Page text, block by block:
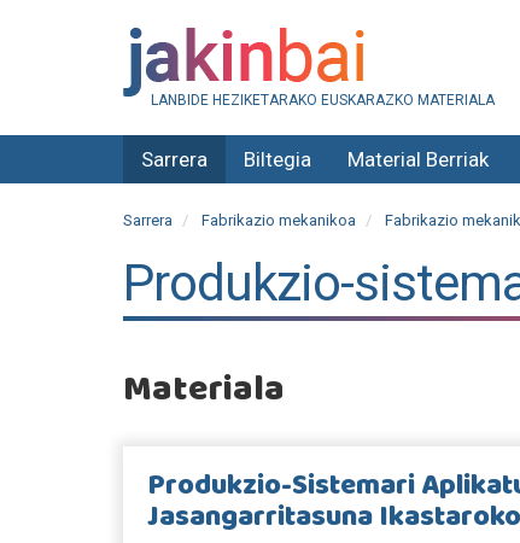
LANBIDE HEZIKETARAKO EUSKARAZKO MATERIALA
Sarrera Biltegia Material Berriak
Sarrera Fabrikazio mekanikoa Fabrikazio
Produkzio-
Materiala
Produkzio-Sistemari
Jasangarritasuna